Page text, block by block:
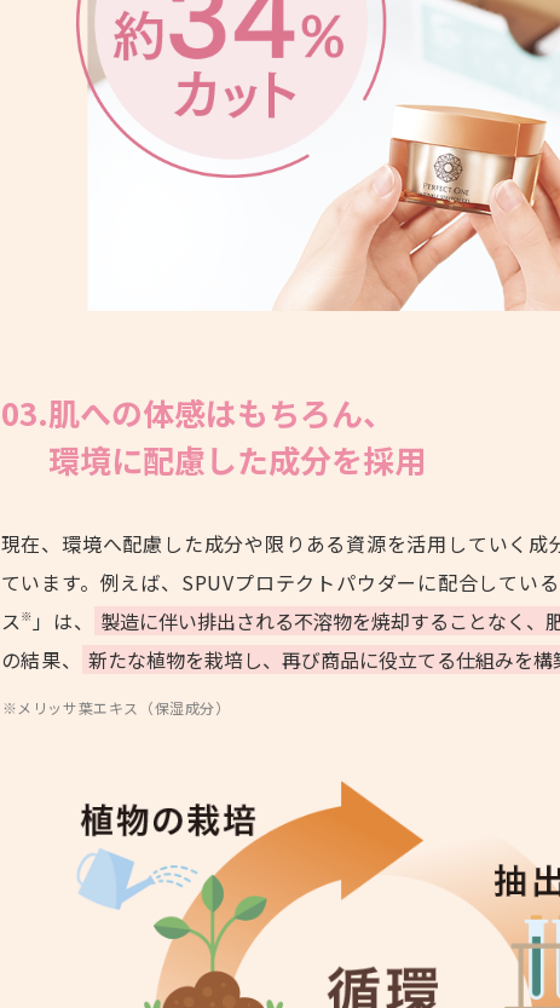
03.肌への体感はもちろん、
環境に配慮した成分を採用
現在、環境へ配慮した成分や限りある資源を活用していく成
ています。例えば、SPUVプロテクトパウダーに配合してい
ス ※ 」は、 製造に伴い排出される不溶物を焼却することなく、
の結果、
新たな植物を栽培し、再び商品に役立てる仕組みを構
※メリッサ葉エキス（保湿成分）